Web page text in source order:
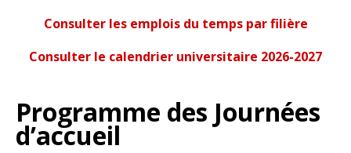
Consulter les emplois du temps par filière
Consulter le calendrier universitaire 2026-2027
Programme des Journées
d’accueil